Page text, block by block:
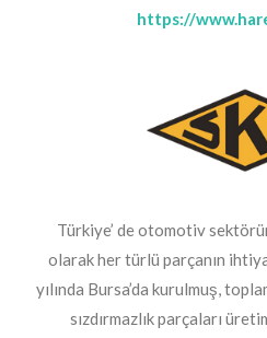
https://
Türkiye’ de otomotiv
olarak her türlü parçanın
yılında Bursa’da kurulmuş,
sızdırmazlık parçaları